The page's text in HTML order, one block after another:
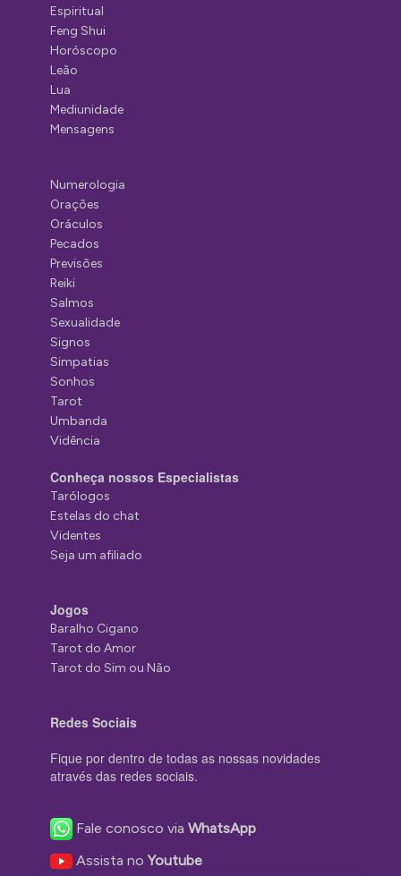
Espiritual
Feng Shui
Horóscopo
Leão
Lua
Mediunidade
Mensagens
Numerologia
Orações
Oráculos
Pecados
Previsões
Reiki
Salmos
Sexualidade
Signos
Simpatias
Sonhos
Tarot
Umbanda
Vidência
Conheça nossos Especialistas
Tarólogos
Estelas do chat
Videntes
Seja um afiliado
Jogos
Baralho Cigano
Tarot do Amor
Tarot do Sim ou Não
Redes Sociais
Fique por dentro de todas as nossas novidades
através das redes sociais.
Fale conosco viaWhatsApp
Assista noYoutube